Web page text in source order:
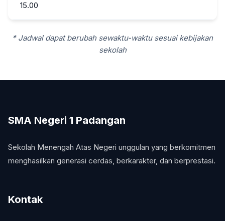
15.00
* Jadwal dapat berubah sewaktu-waktu sesuai kebijakan
sekolah
SMA Negeri 1 Padangan
Sekolah Menengah Atas Negeri unggulan yang berkomitmen
menghasilkan generasi cerdas, berkarakter, dan berprestasi.
Kontak